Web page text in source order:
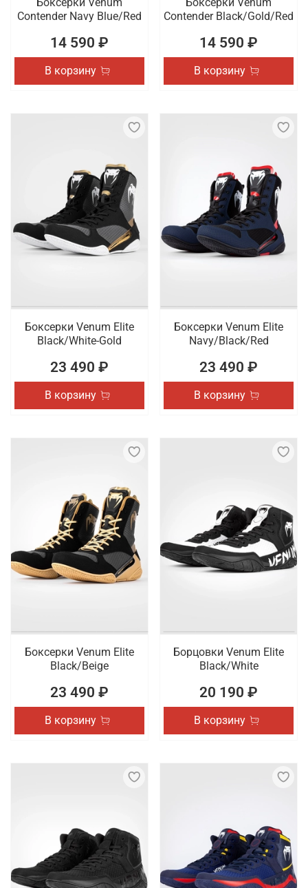
Contender Navy Blue/Red
14 590 ₽
В корзину
Contender Black/Gold/Red
14 590 ₽
В корзину
Боксерки Venum Elite
Black/White-Gold
23 490 ₽
В корзину
Боксерки Venum Elite
Navy/Black/Red
23 490 ₽
В корзину
Боксерки Venum Elite
Black/Beige
23 490 ₽
В корзину
Борцовки Venum Elite
Black/White
20 190 ₽
В корзину